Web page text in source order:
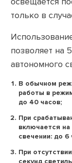
только в
позволяет на
автономного
В обычном
работы в
до 40 часов;
При
включается
свечении: до 6
При
секунд